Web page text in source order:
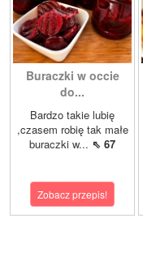
Buraczki w occie
do...
Bardzo takie lubię
,czasem robię tak małe
buraczki w... ⇖ 67
Zobacz przepis!